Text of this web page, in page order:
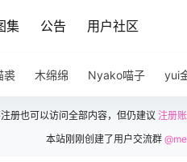
集 公告 用户社区
裘 木绵绵 Nyako喵子 yui
册也可以访问全部内容，但仍建议 注册
本站刚刚创建了用户交流群